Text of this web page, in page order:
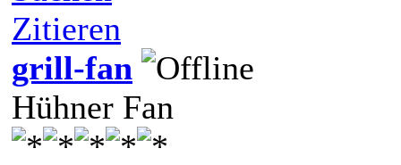
Zitieren
grill-fan
Hühner Fan